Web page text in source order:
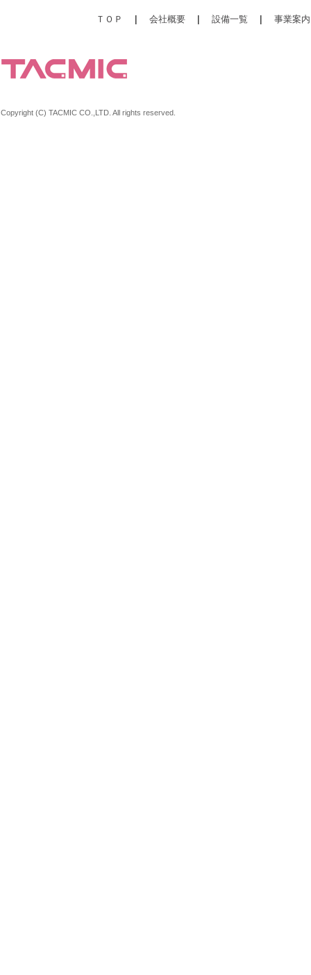
ＴＯＰ | 会社概要 | 設備一覧 | 事業案内
Copyright (C) TACMIC CO.,LTD. All rights reserved.